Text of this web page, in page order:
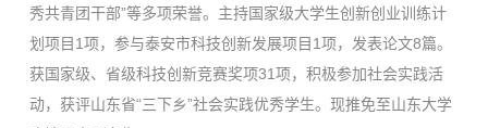
秀共青团干部”等多项荣誉。主持国家级大学生创新创业训练计
划项目1项，参与泰安市科技创新发展项目1项，发表论文8篇。
获国家级、省级科技创新竞赛奖项31项，积极参加社会实践活
动，获评山东省“三下乡”社会实践优秀学生。现推免至山东大学